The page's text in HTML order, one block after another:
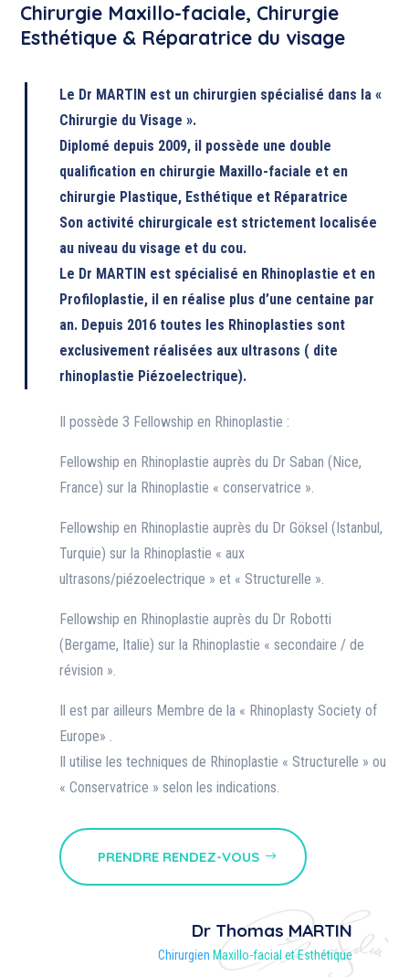
Chirurgie Maxillo-faciale, Chirurgie
Esthétique & Réparatrice du visage
Le Dr MARTIN est un chirurgien spécialisé dans la «
Chirurgie du Visage ».
Diplomé depuis 2009, il possède une double
qualification en chirurgie Maxillo-faciale et en
chirurgie Plastique, Esthétique et Réparatrice
Son activité chirurgicale est strictement localisée
au niveau du visage et du cou.
Le Dr MARTIN est spécialisé en Rhinoplastie et en
Profiloplastie, il en réalise plus d’une centaine par
an. Depuis 2016 toutes les Rhinoplasties sont
exclusivement réalisées aux ultrasons ( dite
rhinoplastie Piézoelectrique).
Il possède 3 Fellowship en Rhinoplastie :
Fellowship en Rhinoplastie auprès du Dr Saban (Nice,
France) sur la Rhinoplastie « conservatrice ».
Fellowship en Rhinoplastie auprès du Dr Göksel (Istanbul,
Turquie) sur la Rhinoplastie « aux
ultrasons/piézoelectrique » et « Structurelle ».
Fellowship en Rhinoplastie auprès du Dr Robotti
(Bergame, Italie) sur la Rhinoplastie « secondaire / de
révision ».
Il est par ailleurs Membre de la « Rhinoplasty Society of
Europe» .
Il utilise les techniques de Rhinoplastie « Structurelle » ou
« Conservatrice » selon les indications.
PRENDRE RENDEZ-VOUS
Dr Thomas MARTIN
Chirurgien Maxillo-facial et Esthétique